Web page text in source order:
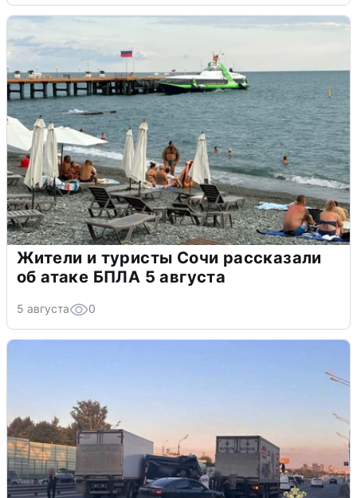
Жители и туристы Сочи рассказали
об атаке БПЛА 5 августа
5 августа 0